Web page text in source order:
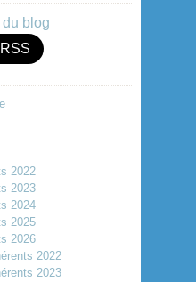
blog
2022
2023
2024
2025
2026
2022
2023